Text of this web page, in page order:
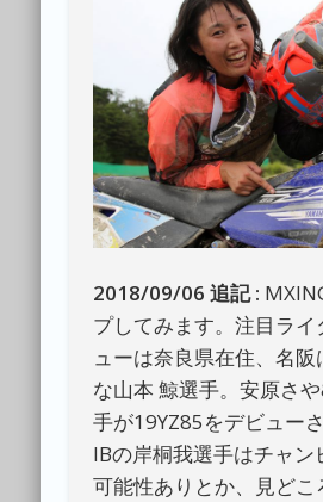
2018/09/06 追記 :
プしてみます。注目ラ
ューは奈良県在住、名
な山本 鯨選手。安原さ
手が19YZ85をデビュー
IBの岸桐我選手はチャン
可能性ありとか、見どこ